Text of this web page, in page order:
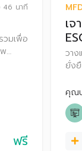
46 นาที
วมเพื่อ
ฟรี
เ
วา
ยั่ง
ทุน
อย่
คุณ